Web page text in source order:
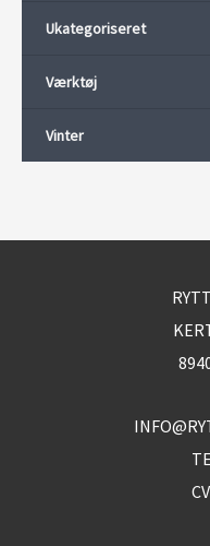
Ukategoriseret
Værktøj
Vinter